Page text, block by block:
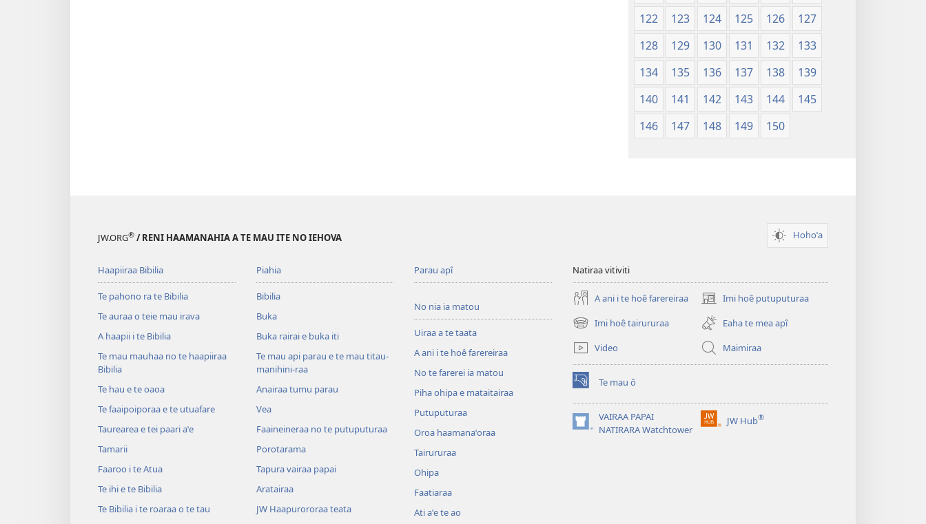
122
123 124 125 126
127
128
129 130 131 132
133
134
135 136 137 138
139
140
141 142 143 144
145
146
147 148 149 150
JW.ORG® / RENI HAAMANAHIA A TE MAU ITE NO IEHOVA Hohoˈa
Haapiiraa Bibilia
Te pahono ra te Bibilia
Te auraa o teie mau irava
A haapii i te Bibilia
Te mau mauhaa no te haapiiraa
Bibilia
Te hau e te oaoa
Te faaipoiporaa e te utuafare
Taurearea e tei paari aˈe
Tamarii
Faaroo i te Atua
Te ihi e te Bibilia
Te Bibilia i te roaraa o te tau
Piahia
Bibilia
Buka
Buka rairai e buka iti
Te mau api parau e te mau titau-
manihini-raa
Anairaa tumu parau
Vea
Faaineineraa no te putuputuraa
Porotarama
Tapura vairaa papai
Aratairaa
JW Haapurororaa teata
Parau apî
No nia ia matou
Uiraa a te taata
A ani i te hoê farereiraa
No te farerei ia matou
Piha ohipa e mataitairaa
Putuputuraa
Oroa haamanaˈoraa
Tairururaa
Ohipa
Faatiaraa
Ati aˈe te ao
Natiraa vitiviti
A ani i te hoê farereiraa Imi hoê putuputuraa
(opens
new
window)
Imi hoê tairururaa
(opens
new
window)
Eaha te mea apî
Video
Maimiraa
Te mau ô
(opens
new
window)VAIRAA PAPAI
NATIRARA Watchtower
(opens
JW Hub®
(opens